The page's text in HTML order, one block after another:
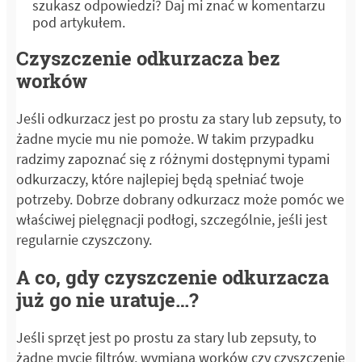
szukasz odpowiedzi? Daj mi znać w komentarzu
pod artykułem.
Czyszczenie odkurzacza bez
worków
Jeśli odkurzacz jest po prostu za stary lub zepsuty, to
żadne mycie mu nie pomoże. W takim przypadku
radzimy zapoznać się z różnymi dostępnymi typami
odkurzaczy, które najlepiej będą spełniać twoje
potrzeby. Dobrze dobrany odkurzacz może pomóc we
właściwej pielęgnacji podłogi, szczególnie, jeśli jest
regularnie czyszczony.
A co, gdy czyszczenie odkurzacza
już go nie uratuje…?
Jeśli sprzęt jest po prostu za stary lub zepsuty, to
żadne mycie filtrów, wymiana worków czy czyszczenie